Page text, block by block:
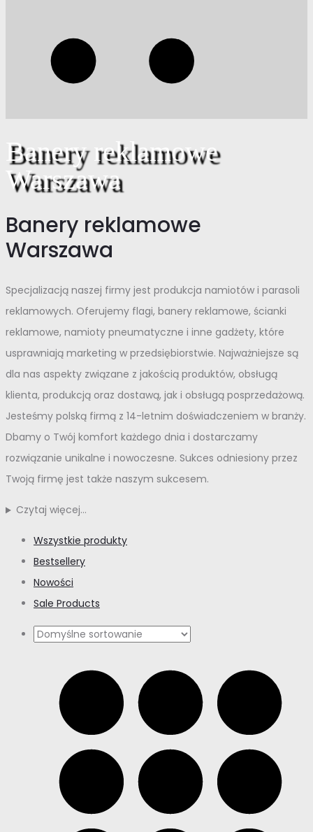
Banery reklamowe
Warszawa
Banery reklamowe
Warszawa
Specjalizacją naszej firmy jest produkcja namiotów i parasoli
reklamowych. Oferujemy flagi, banery reklamowe, ścianki
reklamowe, namioty pneumatyczne i inne gadżety, które
usprawniają marketing w przedsiębiorstwie. Najważniejsze są
dla nas aspekty związane z jakością produktów, obsługą
klienta, produkcją oraz dostawą, jak i obsługą posprzedażową.
Jesteśmy polską firmą z 14-letnim doświadczeniem w branży.
Dbamy o Twój komfort każdego dnia i dostarczamy
rozwiązanie unikalne i nowoczesne. Sukces odniesiony przez
Twoją firmę jest także naszym sukcesem.
Czytaj więcej…
Wszystkie produkty
Bestsellery
Nowości
Sale Products